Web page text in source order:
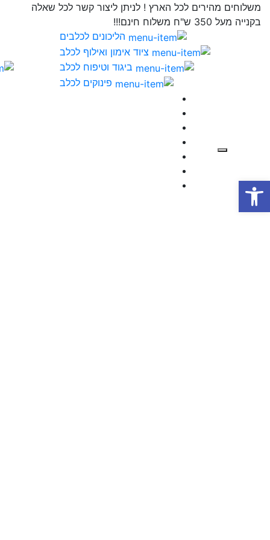
משלוחים מהירים לכל הארץ ! לניתן ליצור קשר לכל שאלה
בקנייה מעל 350 ש"ח משלוח חינם!!!
הליכונים לכלבים
ציוד אימון ואילוף לכלב
ביגוד וטיפוח לכלב
פינוקים לכלב
פתח סרגל נגישות